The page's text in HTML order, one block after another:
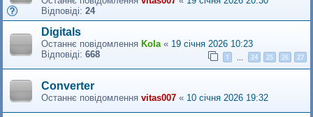
Відповіді: 24
Digitals
Останнє повідомлення Kola « 19 січня 2026 10:23
Відповіді: 668 1 24 25 26 27
Converter
Останнє повідомлення vitas007 « 10 січня 2026 19:32